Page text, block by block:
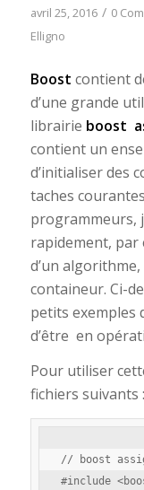
avril 25, 2016 / 0
Elligno
Boost contient
d’une grande
librairie boost
contient un
d’initialiser des
taches
programmeurs,
rapidement,
d’un
containeur. Ci-
petits exemples
d’être en
Pour utiliser
fichiers suivants :
// boost